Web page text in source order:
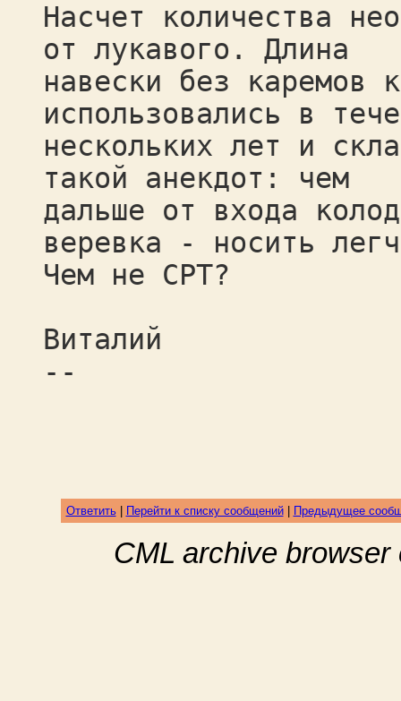
Насчет количества
от лукавого. Длина
навески без каремов
использовались в
нескольких лет и
такой анекдот: чем
дальше от входа
веревка - носить
Чем не СРТ?
Виталий
--
Ответить| Перейти к списку сообщений| Предыдущее
CML archive